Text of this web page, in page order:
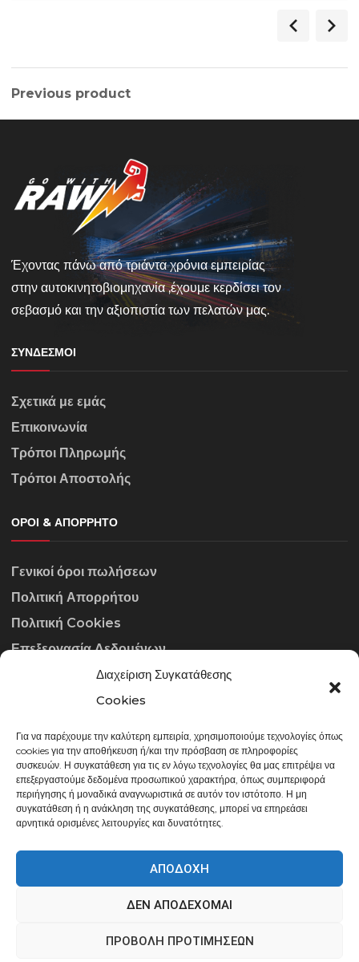
Διαχείριση Συγκατάθεσης
Cookies
Για να παρέχουμε την καλύτερη εμπειρία, χρησιμοποιούμε τεχνολογίες όπως
cookies για την αποθήκευση ή/και την πρόσβαση σε πληροφορίες
συσκευών. Η συγκατάθεση για τις εν λόγω τεχνολογίες θα μας επιτρέψει να
επεξεργαστούμε δεδομένα προσωπικού χαρακτήρα, όπως συμπεριφορά
περιήγησης ή μοναδικά αναγνωριστικά σε αυτόν τον ιστότοπο. Η μη
συγκατάθεση ή η ανάκληση της συγκατάθεσης, μπορεί να επηρεάσει
αρνητικά ορισμένες λειτουργίες και δυνατότητες.
ΑΠΟΔΟΧΉ
ΔΕΝ ΑΠΟΔΈΧΟΜΑΙ
ΠΡΟΒΟΛΉ ΠΡΟΤΙΜΉΣΕΩΝ
Previous product
Έχοντας πάνω από τριάντα χρόνια εμπειρίας
στην αυτοκινητοβιομηχανία ,έχουμε κερδίσει τον
σεβασμό και την αξιοπιστία των πελατών μας.
ΣΎΝΔΕΣΜΟΙ
Σχετικά με εμάς
Επικοινωνία
Τρόποι Πληρωμής
Τρόποι Αποστολής
ΌΡΟΙ & ΑΠΌΡΡΗΤΟ
Γενικοί όροι πωλήσεων
Πολιτική Απορρήτου
Πολιτική Cookies
Επεξεργασία Δεδομένων
ΣΤΟΙΧΕΊΑ ΕΠΙΚΟΙΝΩΝΊΑΣ
info@gowithraw.gr
24310 35062
Δευ. - Παρ. 08:00 - 20:00
gowithraw.gr © 2020 | Powered by